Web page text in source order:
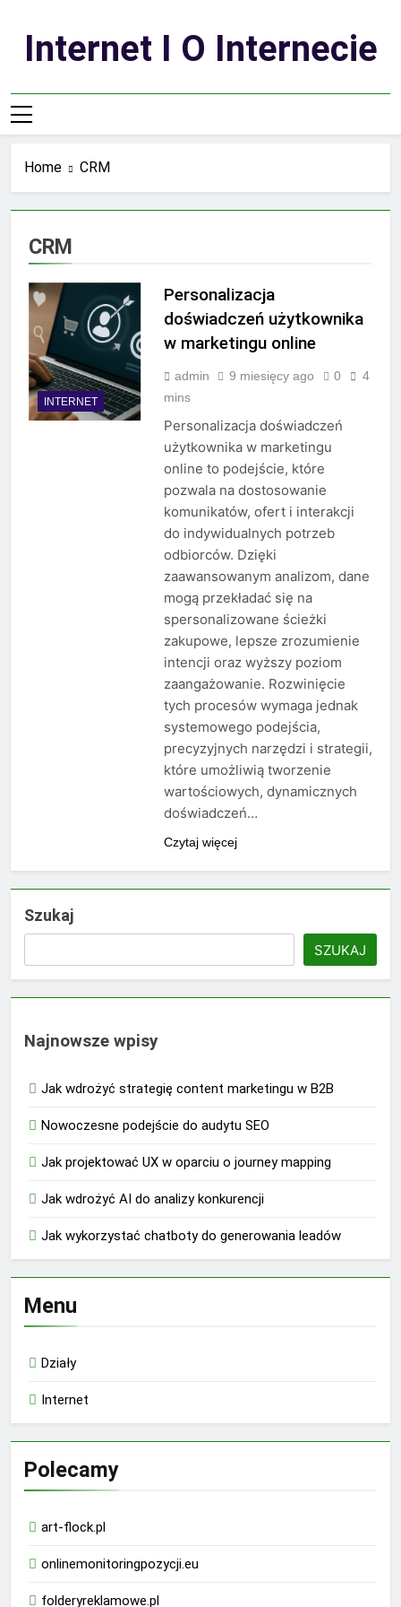
contentInternet I O Internecie
Home CRM
CRM
INTERNET
Personalizacja
doświadczeń użytkownika
w marketingu online
admin 9 miesięcy ago 0
4
mins
Personalizacja doświadczeń
użytkownika w marketingu
online to podejście, które
pozwala na dostosowanie
komunikatów, ofert i interakcji
do indywidualnych potrzeb
odbiorców. Dzięki
zaawansowanym analizom, dane
mogą przekładać się na
spersonalizowane ścieżki
zakupowe, lepsze zrozumienie
intencji oraz wyższy poziom
zaangażowanie. Rozwinięcie
tych procesów wymaga jednak
systemowego podejścia,
precyzyjnych narzędzi i strategii,
które umożliwią tworzenie
wartościowych, dynamicznych
doświadczeń…
Czytaj więcej
Szukaj
SZUKAJ
Najnowsze wpisy
Jak wdrożyć strategię content marketingu w B2B
Nowoczesne podejście do audytu SEO
Jak projektować UX w oparciu o journey mapping
Jak wdrożyć AI do analizy konkurencji
Jak wykorzystać chatboty do generowania leadów
Menu
Działy
Internet
Polecamy
art-flock.pl
onlinemonitoringpozycji.eu
folderyreklamowe.pl